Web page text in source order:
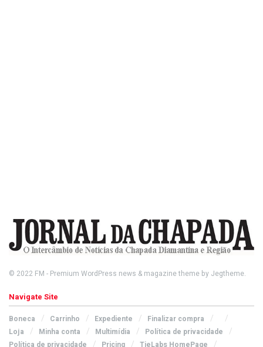
© 2022 FM - Premium WordPress news & magazine theme by Jegtheme.
Navigate Site
Boneca Carrinho Expediente
Finalizar compra
Loja
Minha conta Multimídia
Política de privacidade
Política de privacidade
Pricing TieLabs HomePage